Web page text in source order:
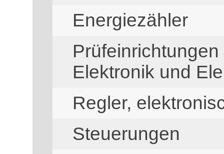
Energiezähler
Elektronik und
Regler,
Steuerungen